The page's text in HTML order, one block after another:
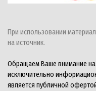
При использовании
на источник.
Обращаем Ваше внимание на
исключительно
является публичной